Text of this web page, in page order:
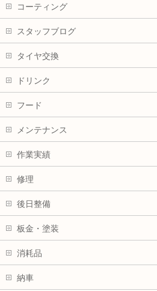
コーティング
スタッフブログ
タイヤ交換
ドリンク
フード
メンテナンス
作業実績
修理
後日整備
板金・塗装
消耗品
納車